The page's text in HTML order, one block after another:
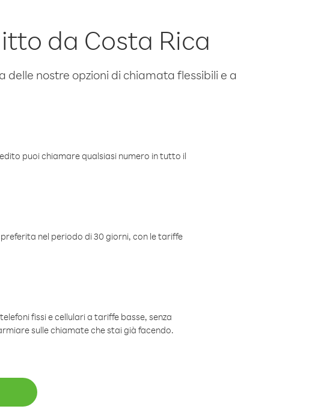
da Costa Rica
nostre opzioni di chiamata flessibili e a
puoi chiamare qualsiasi numero in tutto il
nel periodo di 30 giorni, con le tariffe
fissi e cellulari a tariffe basse, senza
sulle chiamate che stai già facendo.